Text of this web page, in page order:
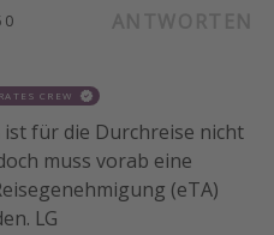
CREW
ist für die Durchreise nicht
muss vorab eine
(eTA)
LG